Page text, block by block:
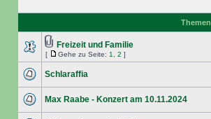
Themen
Freizeit und Familie
[ Gehe zu Seite: 1 2 ]
Schlaraffia
Max Raabe - Konzert am 10.11.2024